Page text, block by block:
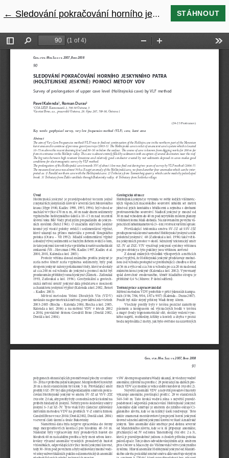
← Návrat na podrobnosti článku
Sledování pokračování horního jeskynního patra (Holštejnské jeskyně) pomocí metody VDV STÁHNOUT